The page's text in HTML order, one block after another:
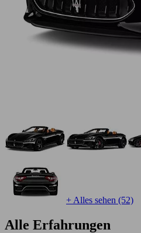
+ Alles sehen (52)
Alle Erfahrungen